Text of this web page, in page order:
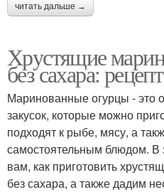
читать дальше →
Хрустящие
без сахара:
Маринованные огурцы - это
закусок, которые можно
подходят к рыбе, мясу, а
самостоятельным блюдом. В
вам, как приготовить
без сахара, а также дадим